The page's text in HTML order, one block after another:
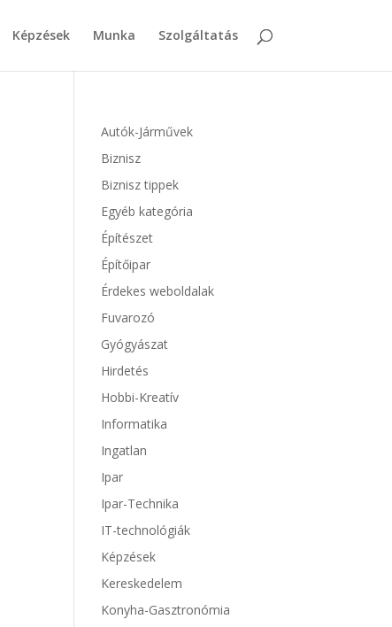
Képzések Munka Szolgáltatás
Autók-Járművek
Biznisz
Biznisz tippek
Egyéb kategória
Építészet
Építőipar
Érdekes weboldalak
Fuvarozó
Gyógyászat
Hirdetés
Hobbi-Kreatív
Informatika
Ingatlan
Ipar
Ipar-Technika
IT-technológiák
Képzések
Kereskedelem
Konyha-Gasztronómia